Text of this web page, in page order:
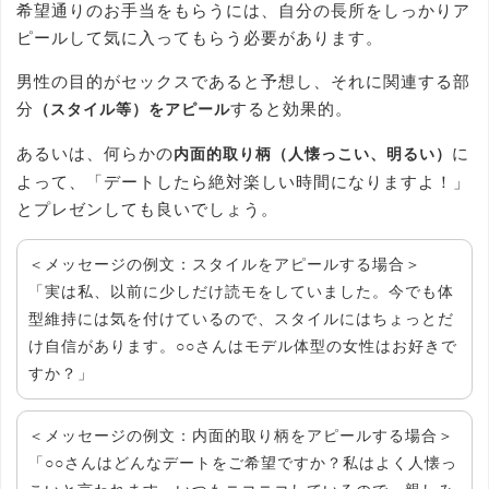
希望通りのお手当をもらうには、自分の長所をしっかりア
ピールして気に入ってもらう必要があります。
男性の目的がセックスであると予想し、それに関連する部
分
（スタイル等）をアピールすると効果的。
あるいは、何らかの内面的取り柄（人懐っこい、明るい） に
よって、「デートしたら絶対楽しい時間になりますよ！」
とプレゼンしても良いでしょう。
＜メッセージの例文：スタイルをアピールする場合＞
「実は私、以前に少しだけ読モをしていました。今でも体
型維持には気を付けているので、スタイルにはちょっとだ
け自信があります。○○さんはモデル体型の女性はお好きで
すか？」
＜メッセージの例文：内面的取り柄をアピールする場合＞
「○○さんはどんなデートをご希望ですか？私はよく人懐っ